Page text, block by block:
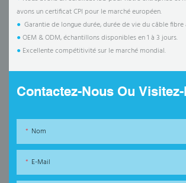
avons un certificat CPI pour le marché européen.
● Garantie de longue durée, durée de vie du câble fibre
●OEM & ODM, échantillons disponibles en 1 à 3 jours.
● Excellente compétitivité sur le marché mondial.
Contactez-Nous Ou
Nom
E-Mail